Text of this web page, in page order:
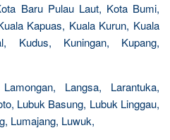
Baru Pulau Laut, Kota Bumi,
Kapuas, Kuala Kurun, Kuala
Kudus, Kuningan, Kupang,
Langsa, Larantuka,
Lubuk Basung, Lubuk Linggau,
Lumajang, Luwuk,